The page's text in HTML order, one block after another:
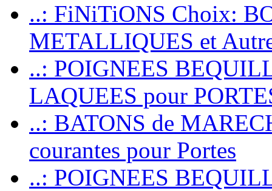
..: FiNiTiONS Choix:
METALLIQUES et
..: POIGNEES
LAQUEES pour
..: BATONS de
courantes pour Portes
..: POIGNEES